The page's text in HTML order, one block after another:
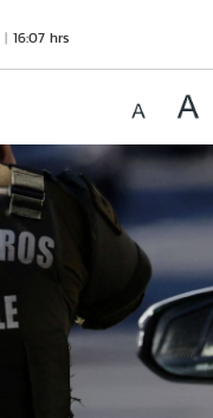
16:07 hrs